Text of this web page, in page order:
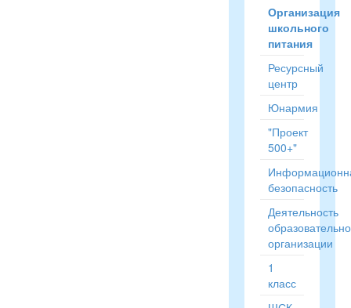
Организация
школьного
питания
Ресурсный
центр
Юнармия
"Проект
500+"
безопасность
Деятельность
организации
1
класс